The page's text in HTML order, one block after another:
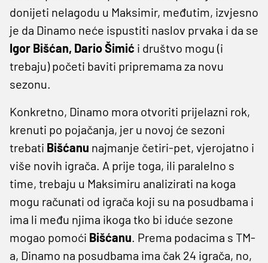
donijeti nelagodu u Maksimir, međutim, izvjesno
je da Dinamo neće ispustiti naslov prvaka i da se
Igor Bišćan, Dario Šimić i društvo mogu (i
trebaju) početi baviti pripremama za novu
sezonu.
Konkretno, Dinamo mora otvoriti prijelazni rok,
krenuti po pojačanja, jer u novoj će sezoni
trebati Bišćanu najmanje četiri-pet, vjerojatno i
više novih igrača. A prije toga, ili paralelno s
time, trebaju u Maksimiru analizirati na koga
mogu računati od igrača koji su na posudbama i
ima li među njima ikoga tko bi iduće sezone
mogao pomoći Bišćanu. Prema podacima s TM-
a, Dinamo na posudbama ima čak 24 igrača, no,